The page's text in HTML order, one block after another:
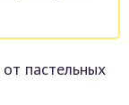
пастельных